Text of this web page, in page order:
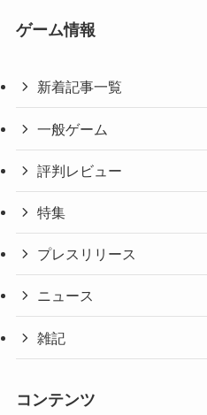
ゲーム情報
新着記事一覧
一般ゲーム
評判レビュー
特集
プレスリリース
ニュース
雑記
コンテンツ